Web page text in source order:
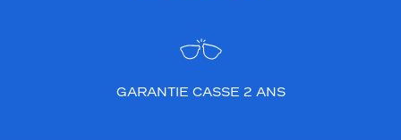
GARANTIE CASSE 2 ANS